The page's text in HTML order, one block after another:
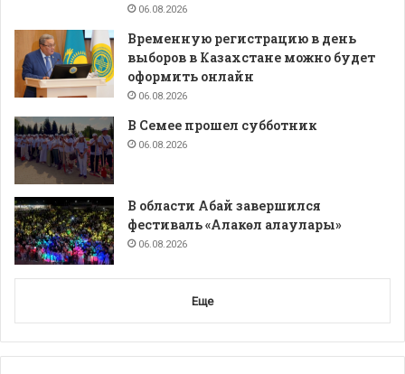
06.08.2026
Временную регистрацию в день
выборов в Казахстане можно будет
оформить онлайн
06.08.2026
В Семее прошел субботник
06.08.2026
В области Абай завершился
фестиваль «Алакөл алаулары»
06.08.2026
Еще